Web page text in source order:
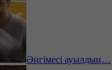
Әңгімесі ауылдың…